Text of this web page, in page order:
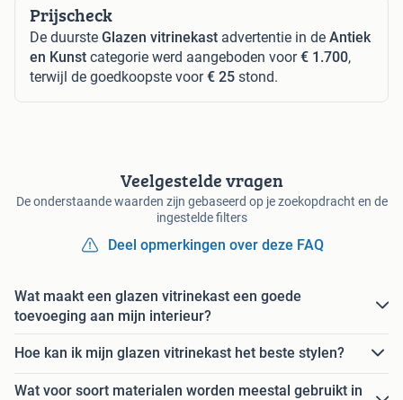
Prijscheck
De duurste Glazen vitrinekast advertentie in de Antiek
en Kunst categorie werd aangeboden voor€ 1.700,
terwijl de goedkoopste voor€ 25 stond.
Veelgestelde vragen
De onderstaande waarden zijn gebaseerd op je zoekopdracht en de
ingestelde filters
Deel opmerkingen over deze FAQ
Wat maakt een glazen vitrinekast een goede
toevoeging aan mijn interieur?
Hoe kan ik mijn glazen vitrinekast het beste stylen?
Wat voor soort materialen worden meestal gebruikt in